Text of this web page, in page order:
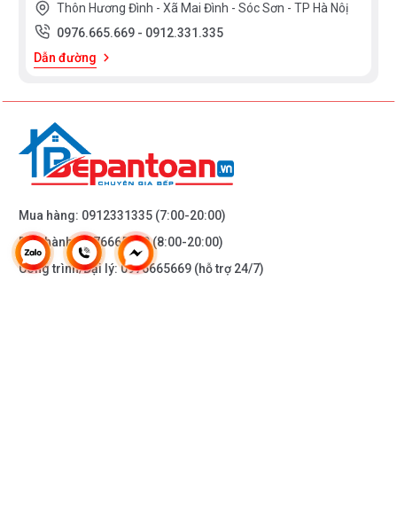
Thôn Hương Đình - Xã Mai Đình - Sóc Sơn - TP Hà Nôị
0976.665.669 - 0912.331.335
Dẫn đường
Mua hàng: 0912331335 (7:00-20:00)
Bảo hành:0976665669(8:00-20:00)
Công trình/Đại lý:0976665669 (hỗ trợ 24/7)